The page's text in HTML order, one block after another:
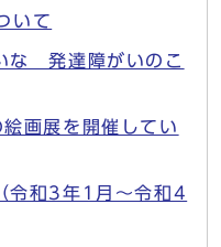
いて
な 発達障がいのこ
画展を開催してい
令和3年1月～令和4